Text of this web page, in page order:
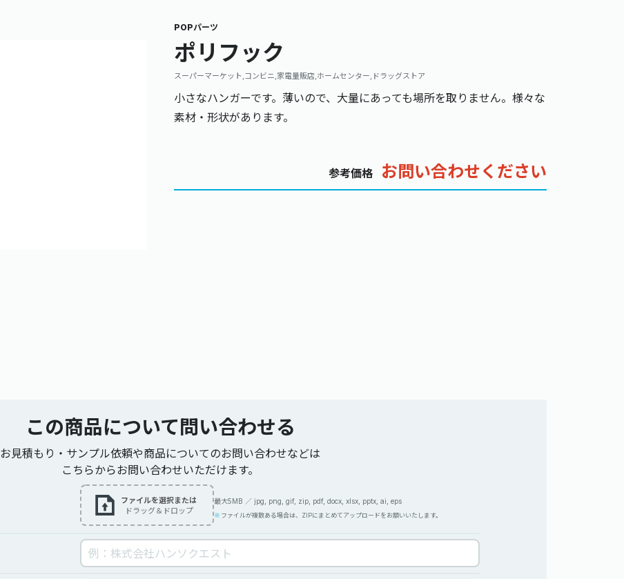
POPパーツ
ポリフック
スーパーマーケット,コンビニ,家電量販店,ホームセンター,ドラッグストア
小さなハンガーです。薄いので、大量にあっても場所を取りません。様々な
素材・形状があります。
参考価格 お問い合わせください
この商品について 問い合わせる
お見積もり・サンプル依頼や商品についてのお問い合わせなどは
こちらからお問い合わせいただけます。
ファイルを選択または
ドラッグ＆ドロップ
最大5MB ／ jpg, png, gif, zip, pdf, docx, xlsx, pptx, ai, eps
ファイルが複数ある場合は、ZIPにまとめてアップロードをお願いいたします。